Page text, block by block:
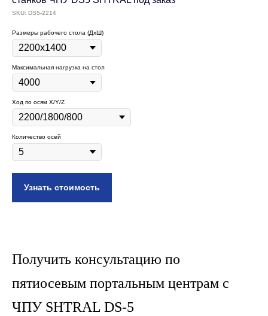
SKU: DS5-2214
Размеры рабочего стола (ДxШ)
Максимальная нагрузка на стол
Ход по осям X/Y/Z
Количество осей
Узнать стоимость
Получить консультацию по
пятиосевым портальным центрам с
ЧПУ SHTRAL DS-5